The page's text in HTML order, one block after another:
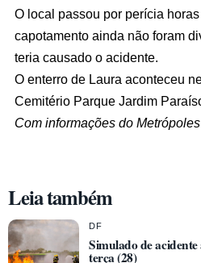
O local passou por perícia
capotamento ainda não foram
teria causado o acidente.
O enterro de Laura aconteceu
Cemitério Parque Jardim
Com informações do
Leia também
DF
Simulado de
terça (28)